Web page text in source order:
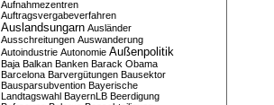
Aufnahmezentren
Auftragsvergabeverfahren
Auslandsungarn Ausländer
Ausschreitungen Auswanderung
Autoindustrie Autonomie Außenpolitik
Baja Balkan Banken Barack Obama
Barcelona Barvergütungen Bausektor
Bausparsubvention Bayerische
Landtagswahl BayernLB Beerdigung